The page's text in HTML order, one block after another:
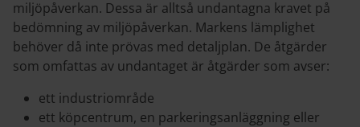
miljöpåverkan. Dessa är alltså undantagna kravet på
bedömning av miljöpåverkan. Markens lämplighet
behöver då inte prövas med detaljplan. De åtgärder
som omfattas av undantaget är åtgärder som avser:
ett industriområde
ett köpcentrum, en parkeringsanläggning eller